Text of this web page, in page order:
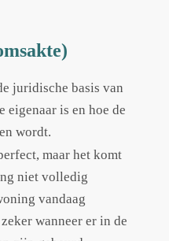
juridische basis van
eigenaar is en hoe de
wordt.
maar het komt
niet volledig
vandaag
wanneer er in de